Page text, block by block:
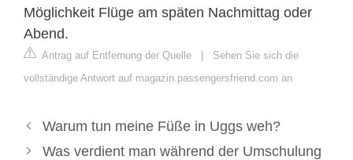
Möglichkeit Flüge am späten Nachmittag oder
Abend.
Antrag auf Entfernung der Quelle | Sehen Sie sich die
vollständige Antwort auf magazin.passengersfriend.com an
Warum tun meine Füße in Uggs weh?
Was verdient man während der Umschulung